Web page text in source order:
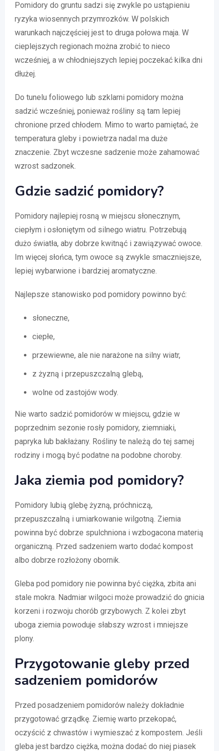
Pomidory do gruntu sadzi się zwykle po ustąpieniu
ryzyka wiosennych przymrozków. W polskich
warunkach najczęściej jest to druga połowa maja. W
cieplejszych regionach można zrobić to nieco
wcześniej, a w chłodniejszych lepiej poczekać kilka dni
dłużej.
Do tunelu foliowego lub szklarni pomidory można
sadzić wcześniej, ponieważ rośliny są tam lepiej
chronione przed chłodem. Mimo to warto pamiętać, że
temperatura gleby i powietrza nadal ma duże
znaczenie. Zbyt wczesne sadzenie może zahamować
wzrost sadzonek.
Gdzie sadzić pomidory?
Pomidory najlepiej rosną w miejscu słonecznym,
ciepłym i osłoniętym od silnego wiatru. Potrzebują
dużo światła, aby dobrze kwitnąć i zawiązywać owoce.
Im więcej słońca, tym owoce są zwykle smaczniejsze,
lepiej wybarwione i bardziej aromatyczne.
Najlepsze stanowisko pod pomidory powinno być:
słoneczne,
ciepłe,
przewiewne, ale nie narażone na silny wiatr,
z żyzną i przepuszczalną glebą,
wolne od zastojów wody.
Nie warto sadzić pomidorów w miejscu, gdzie w
poprzednim sezonie rosły pomidory, ziemniaki,
papryka lub bakłażany. Rośliny te należą do tej samej
rodziny i mogą być podatne na podobne choroby.
Jaka ziemia pod pomidory?
Pomidory lubią glebę żyzną, próchniczą,
przepuszczalną i umiarkowanie wilgotną. Ziemia
powinna być dobrze spulchniona i wzbogacona materią
organiczną. Przed sadzeniem warto dodać kompost
albo dobrze rozłożony obornik.
Gleba pod pomidory nie powinna być ciężka, zbita ani
stale mokra. Nadmiar wilgoci może prowadzić do gnicia
korzeni i rozwoju chorób grzybowych. Z kolei zbyt
uboga ziemia powoduje słabszy wzrost i mniejsze
plony.
Przygotowanie gleby przed
sadzeniem pomidorów
Przed posadzeniem pomidorów należy dokładnie
przygotować grządkę. Ziemię warto przekopać,
oczyścić z chwastów i wymieszać z kompostem. Jeśli
gleba jest bardzo ciężka, można dodać do niej piasek